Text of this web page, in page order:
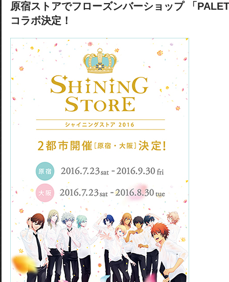
原宿ストアでフローズンバーショップ
「
コラボ決定！